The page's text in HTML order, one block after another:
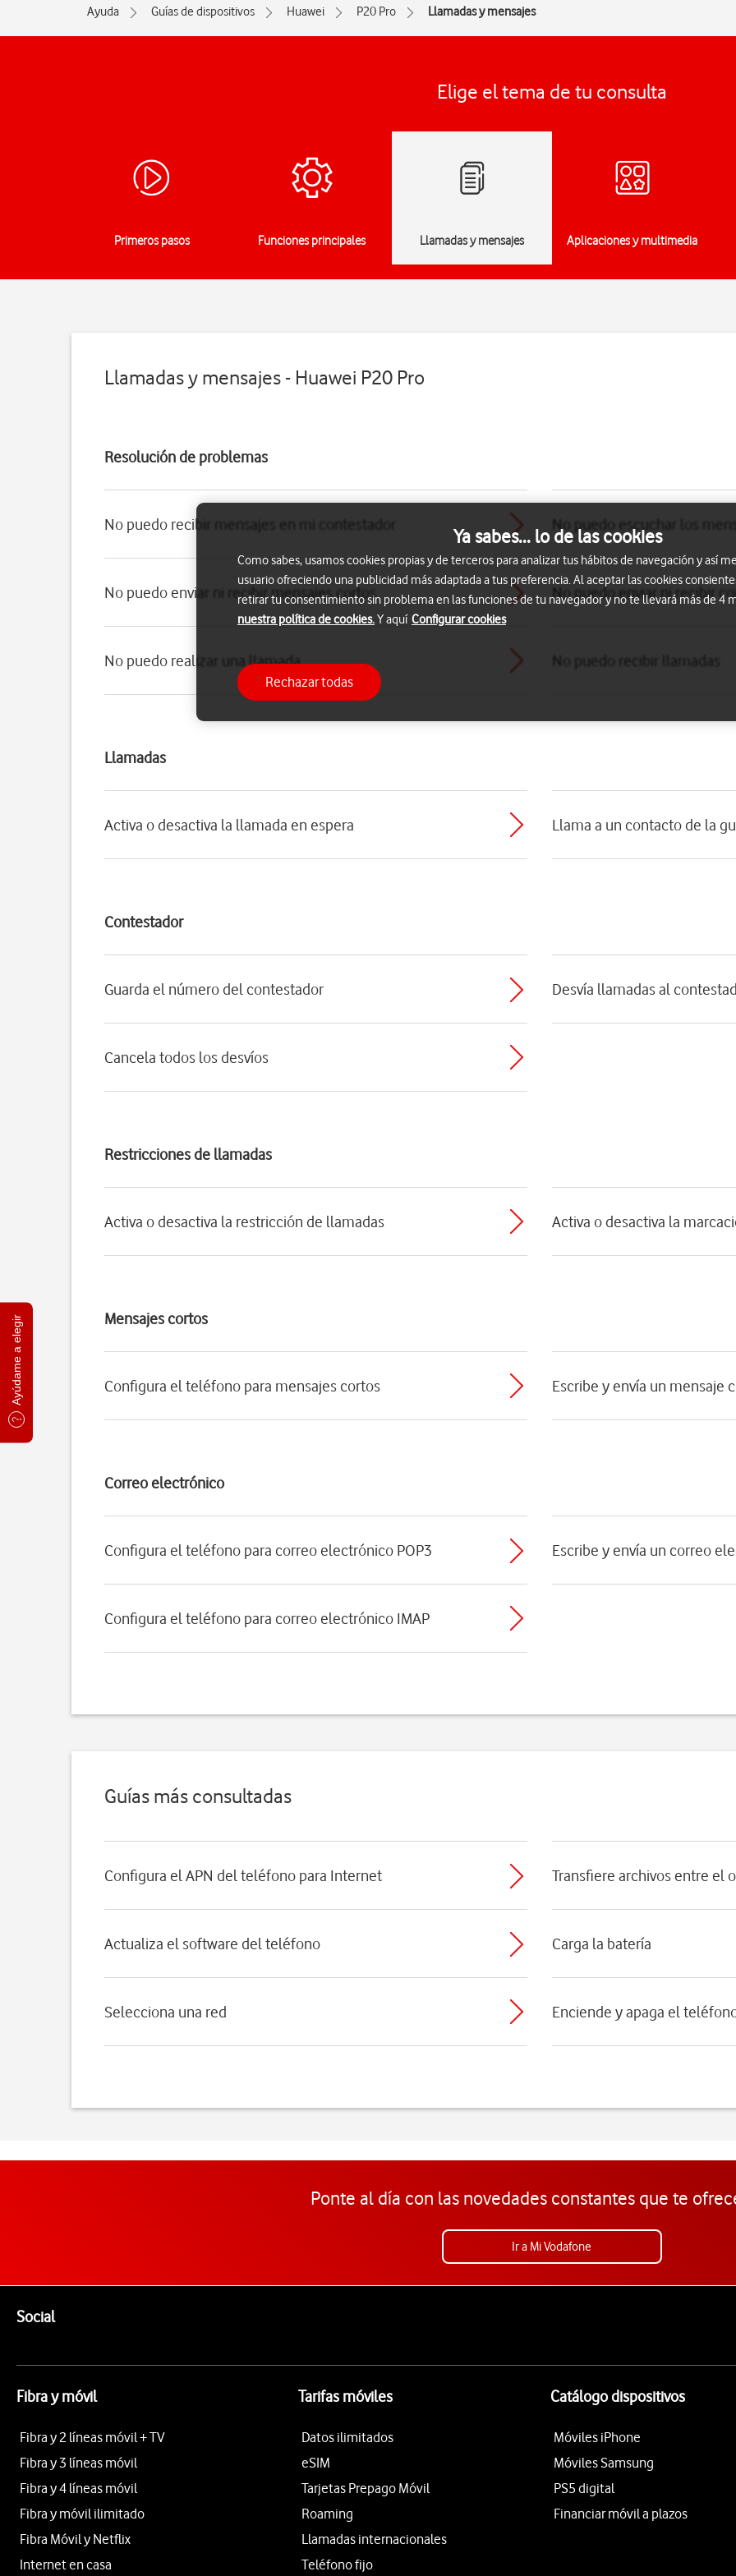
Ayúdame a elegir
Ayuda Guías de dispositivos Huawei P20 Pro Llamadas y mensajes
Elige el tema de tu consulta
Primeros pasos Funciones principales Llamadas y mensajes Aplicaciones y multimedia
Llamadas y mensajes - Huawei P20 Pro
Resolución de problemas
No puedo recibir mensajes en mi contestador No puedo escuchar los
No puedo enviar ni recibir mensajes cortos No puedo enviar ni recibir
No puedo realizar una llamada No puedo recibir llamadas
Llamadas
Activa o desactiva la llamada en espera Llama a un contacto de la
Contestador
Guarda el número del contestador Desvía llamadas al
Cancela todos los desvíos
Restricciones de llamadas
Activa o desactiva la restricción de llamadas Activa o desactiva la
Mensajes cortos
Configura el teléfono para mensajes cortos Escribe y envía un mensaje
Correo electrónico
Configura el teléfono para correo electrónico POP3 Escribe y envía un correo
Configura el teléfono para correo electrónico IMAP
Guías más consultadas
Configura el APN del teléfono para Internet Transfiere archivos entre el
Actualiza el software del teléfono Carga la batería
Selecciona una red Enciende y apaga el
Ponte al día con las novedades constantes que te
Ir a Mi Vodafone
SocialEnlaces a las redes sociales de Vodafone
Fibra y móvil
Fibra y 2 líneas móvil + TV
Fibra y 3 líneas móvil
Fibra y 4 líneas móvil
Fibra y móvil ilimitado
Fibra Móvil y Netflix
Internet en casa
Tarifas móviles
Datos ilimitados
eSIM
Tarjetas Prepago Móvil
Roaming
Llamadas internacionales
Teléfono fijo
Catálogo dispositivos
Móviles iPhone
Móviles Samsung
PS5 digital
Financiar móvil a plazos
Ya sabes... lo de las cookies
Como sabes, usamos cookies propias y de terceros para analizar tus hábitos de navegación y así
usuario ofreciendo una publicidad más adaptada a tus preferencia. Al aceptar las cookies
retirar tu consentimiento sin problema en las funciones de tu navegador y no te llevará más de 4
nuestra política de cookies.Y aquí Configurar cookies
Rechazar todas